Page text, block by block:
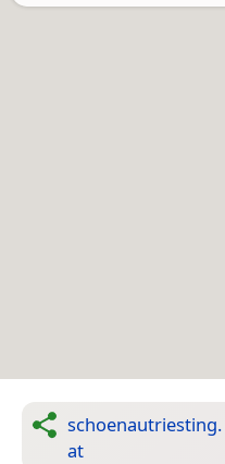
schoenautriesting.
at